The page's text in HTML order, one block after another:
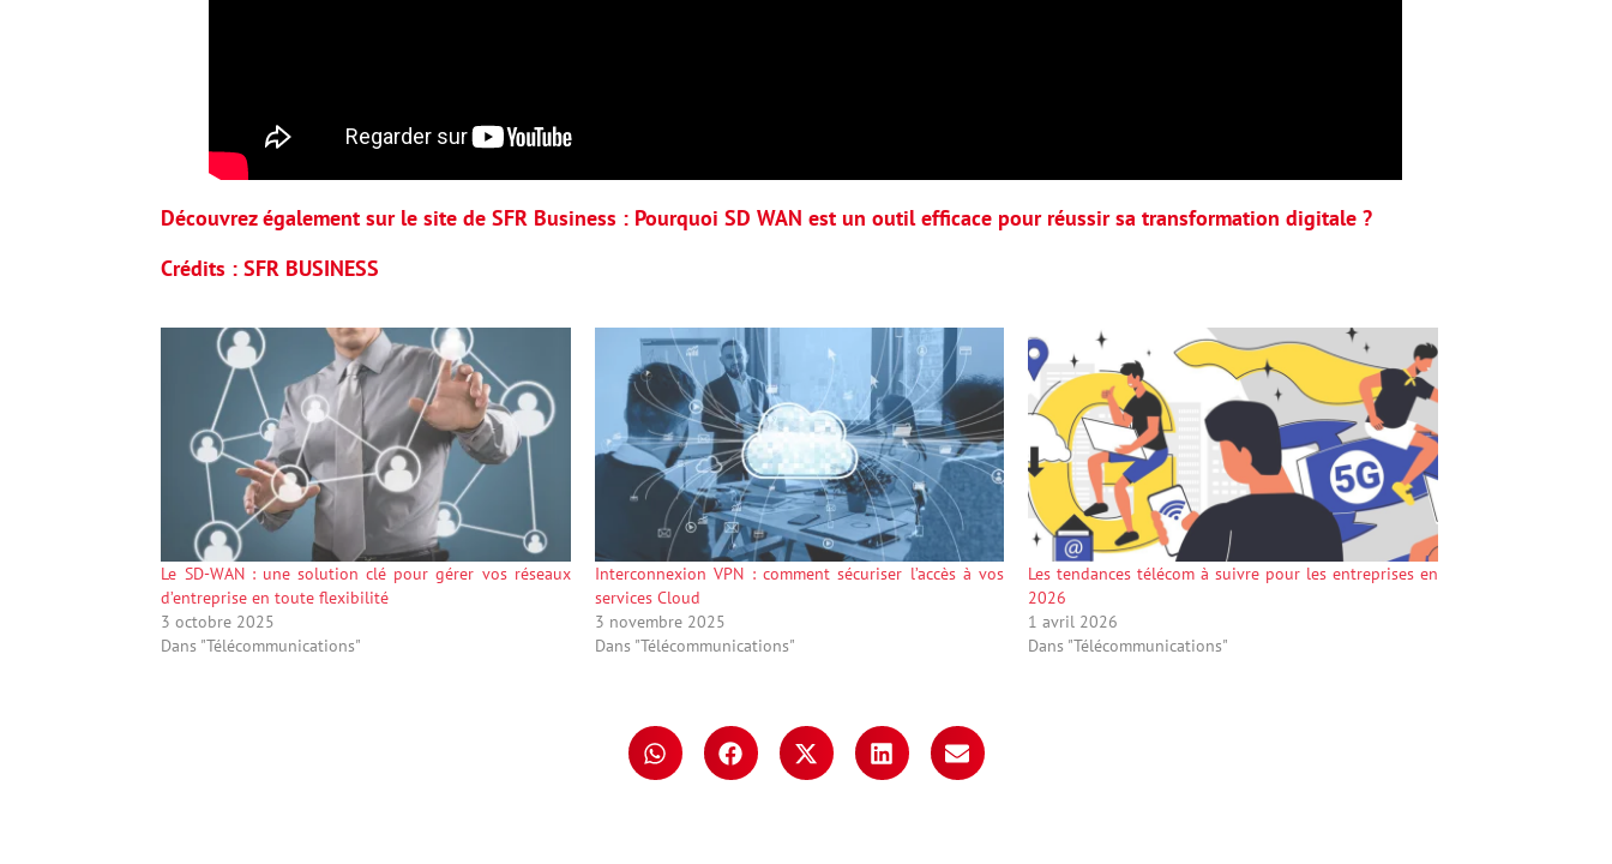
Découvrez également sur le site de SFR Business : Pourquoi SD WAN est un outil efficace pour réussir sa transformation digitale ?
Crédits : SFR BUSINESS
Le SD-WAN : une solution clé pour gérer vos réseaux
d’entreprise en toute flexibilité
3 octobre 2025
Dans "Télécommunications"
Interconnexion VPN : comment sécuriser l’accès à vos
services Cloud
3 novembre 2025
Dans "Télécommunications"
Les tendances télécom à suivre pour les entreprises en
2026
1 avril 2026
Dans "Télécommunications"